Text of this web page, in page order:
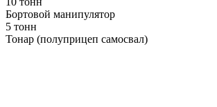
Бортовой манипулятор
5 тонн
Тонар (полуприцеп самосвал)